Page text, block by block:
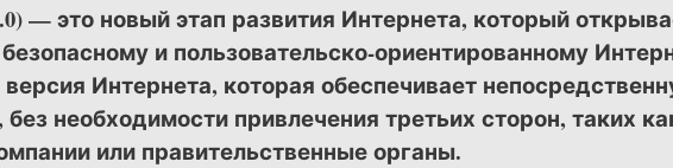
— это новый этап развития Интернета, который
и пользовательско-ориентированному
Интернета, которая обеспечивает
необходимости привлечения третьих сторон, таких
или правительственные органы.